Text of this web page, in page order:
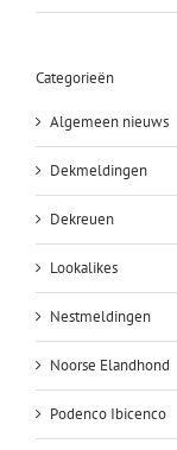
Categorieën
Algemeen nieuws
Dekmeldingen
Dekreuen
Lookalikes
Nestmeldingen
Noorse Elandhond
Podenco Ibicenco